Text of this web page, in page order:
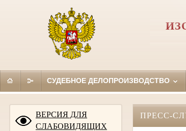
СУДЕБНОЕ ДЕЛОПРОИЗВОДСТВО
ВЕРСИЯ ДЛЯ
СЛАБОВИДЯЩИХ
ПРЕСС-